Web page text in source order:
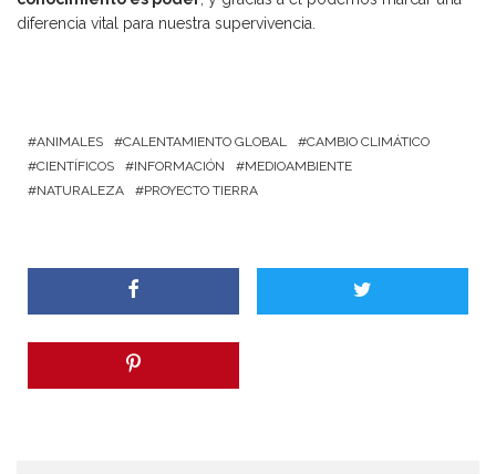
diferencia vital para nuestra supervivencia.
ANIMALES CALENTAMIENTO GLOBAL
CAMBIO CLIMÁTICO
CIENTÍFICOS
INFORMACIÓN
MEDIOAMBIENTE
NATURALEZA
PROYECTO TIERRA